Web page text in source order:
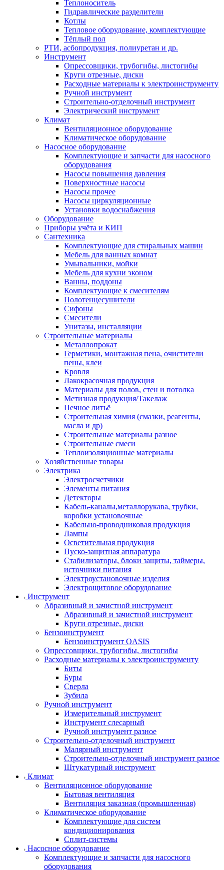
Теплоноситель
Гидравлические разделители
Котлы
Тепловое оборудование, комплектующие
Тёплый пол
РТИ, асбопродукция, полиуретан и др.
Инструмент
Опрессовщики, трубогибы, листогибы
Круги отрезные, диски
Расходные материалы к электроинструменту
Ручной инструмент
Строительно-отделочный инструмент
Электрический инструмент
Климат
Вентиляционное оборудование
Климатическое оборудование
Насосное оборудование
Комплектующие и запчасти для насосного
оборудования
Насосы повышения давления
Поверхностные насосы
Насосы прочее
Насосы циркуляционные
Установки водоснабжения
Оборудование
Приборы учёта и КИП
Сантехника
Комплектующие для стиральных машин
Мебель для ванных комнат
Умывальники, мойки
Мебель для кухни эконом
Ванны, поддоны
Комплектующие к смесителям
Полотенцесушители
Сифоны
Смесители
Унитазы, инсталляции
Строительные материалы
Металлопрокат
Герметики, монтажная пена, очистители
пены, клеи
Кровля
Лакокрасочная продукция
Материалы для полов, стен и потолка
Метизная продукция/Такелаж
Печное литьё
Строительная химия (смазки, реагенты,
масла и др)
Строительные материалы разное
Строительные смеси
Теплоизоляционные материалы
Хозяйственные товары
Электрика
Электросчетчики
Элементы питания
Детекторы
Кабель-каналы,металлорукава, трубки,
коробки установочные
Кабельно-проводниковая продукция
Лампы
Осветительная продукция
Пуско-защитная аппаратура
Стабилизаторы, блоки защиты, таймеры,
источники питания
Электроустановочные изделия
Электрощитовое оборудование
Инструмент
Абразивный и зачистной инструмент
Абразивный и зачистной инструмент
Круги отрезные, диски
Бензоинструмент
Бензоинструмент OASIS
Опрессовщики, трубогибы, листогибы
Расходные материалы к электроинструменту
Биты
Буры
Сверла
Зубила
Ручной инструмент
Измерительный инструмент
Инструмент слесарный
Ручной инструмент разное
Строительно-отделочный инструмент
Малярный инструмент
Строительно-отделочный инструмент разное
Штукатурный инструмент
Климат
Вентиляционное оборудование
Бытовая вентиляция
Вентиляция заказная (промышленная)
Климатическое оборудование
Комплектующие для систем
кондиционирования
Сплит-системы
Насосное оборудование
Комплектующие и запчасти для насосного
оборудования